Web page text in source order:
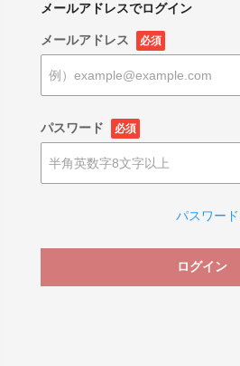
メールアドレスでログイン
メールアドレス 必須
パスワード 必須
パスワー
ログイン